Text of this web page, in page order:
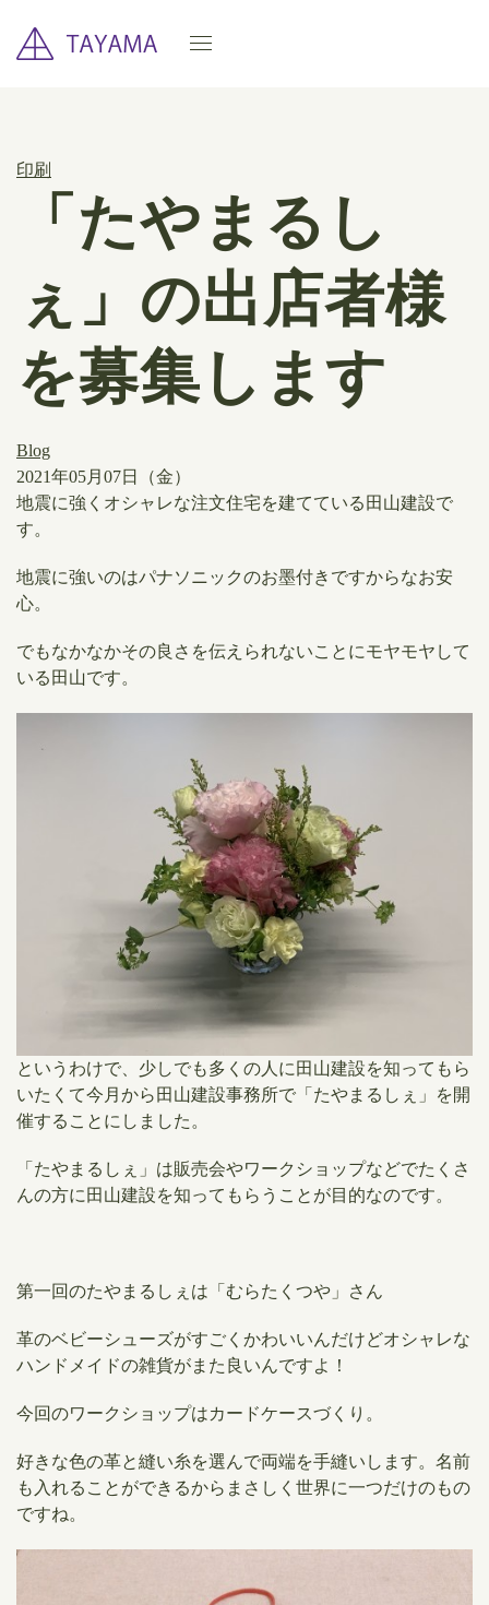
印刷
「たやまるし
ぇ」の出店者様
を募集します
Blog
2021年05月07日（金）
地震に強くオシャレな注文住宅を建てている田山建設で
す。
地震に強いのはパナソニックのお墨付きですからなお安
心。
でもなかなかその良さを伝えられないことにモヤモヤして
いる田山です。
というわけで、少しでも多くの人に田山建設を知ってもら
いたくて今月から田山建設事務所で「たやまるしぇ」を開
催することにしました。
「たやまるしぇ」は販売会やワークショップなどでたくさ
んの方に田山建設を知ってもらう ことが目的なのです。
第一回のたやまるしぇは「むらたくつや」さん
革のベビーシューズがすごくかわいいんだけどオシャレな
ハンドメイドの雑貨がまた良いんですよ！
今回のワークショップはカードケースづくり。
好きな色の革と縫い糸を選んで両端を手縫いします。名前
も入れることができるからまさしく世界に一つだけのもの
ですね。